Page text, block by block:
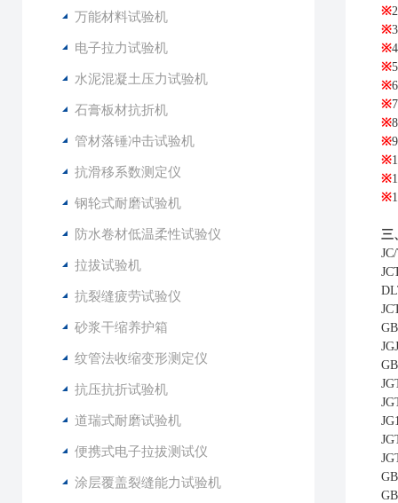
万能材料试验机
电子拉力试验机
水泥混凝土压力试验机
石膏板材抗折机
管材落锤冲击试验机
抗滑移系数测定仪
钢轮式耐磨试验机
防水卷材低温柔性试验仪
拉拔试验机
抗裂缝疲劳试验仪
砂浆干缩养护箱
纹管法收缩变形测定仪
抗压抗折试验机
道瑞式耐磨试验机
便携式电子拉拔测试仪
涂层覆盖裂缝能力试验机
※2
※3
※4
※5
※6
※7
※8
※9
※
※
※
三